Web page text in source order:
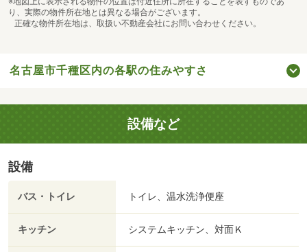
り、実際の物件所在地とは異なる場合がございます。
正確な物件所在地は、取扱い不動産会社にお問い合わせください。
名古屋市千種区内の各駅の住みやすさ
設備など
設備
バス・トイレ トイレ、温水洗浄便座
キッチン システムキッチン、対面Ｋ